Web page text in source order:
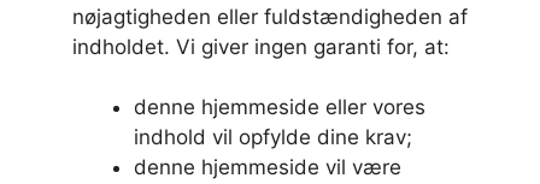
nøjagtigheden eller fuldstændigheden af
indholdet. Vi giver ingen garanti for, at:
denne hjemmeside eller vores
indhold vil opfylde dine krav;
denne hjemmeside vil være